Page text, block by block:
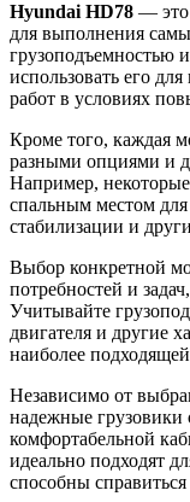
Hyundai HD78 — это
для выполнения
грузоподъемностью
использовать его
работ в условиях
Кроме того, каждая
разными опциями и
Например,
спальным местом
стабилизации и
Выбор конкретной
потребностей и
Учитывайте
двигателя и другие
наиболее
Независимо от
надежные
комфортабельной
идеально подходят
способны